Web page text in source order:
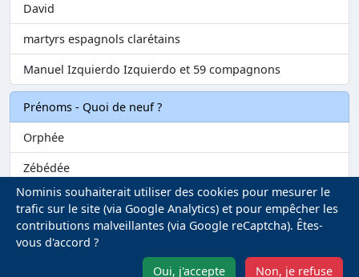
David
martyrs espagnols clarétains
Manuel Izquierdo Izquierdo et 59 compagnons
Prénoms - Quoi de neuf ?
Orphée
Zébédée
Melvil
Matilin
Nominis souhaiterait utiliser des cookies pour mesurer le
trafic sur le site (via Google Analytics) et pour empêcher les
contributions malveillantes (via Google reCaptcha). Êtes-
vous d'accord ?
Oui, j'accepte
Non, je refuse